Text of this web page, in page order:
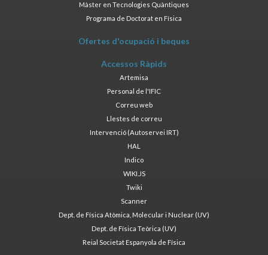
Màster en Tecnologies Quàntiques
Programa de Doctorat en Física
Ofertes d'ocupació i beques
Accessos Ràpids
Artemisa
Personal de l'IFIC
Correu web
Llestes de correu
Intervenció (Autoservei IRT)
HAL
Indico
WIKI.JS
Twiki
Scanner
Dept. de Física Atòmica, Molecular i Nuclear (UV)
Dept. de Física Teòrica (UV)
Reial Societat Espanyola de Física